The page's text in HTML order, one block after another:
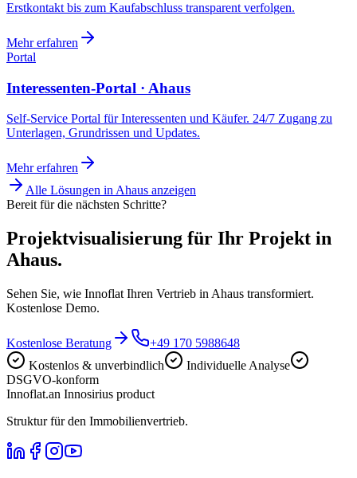
Erstkontakt bis zum Kaufabschluss transparent verfolgen.
Mehr erfahren
Portal
Interessenten-Portal · Ahaus
Self-Service Portal für Interessenten und Käufer. 24/7 Zugang zu
Unterlagen, Grundrissen und Updates.
Mehr erfahren
Alle Lösungen in Ahaus anzeigen
Bereit für die nächsten Schritte?
Projektvisualisierung für Ihr Projekt in
Ahaus.
Sehen Sie, wie Innoflat Ihren Vertrieb in Ahaus transformiert.
Kostenlose Demo.
Kostenlose Beratung
+49 170 5988648
Kostenlos & unverbindlich
Individuelle Analyse
DSGVO-konform
Innoflat.an Innosirius product
Struktur für den Immobilienvertrieb.